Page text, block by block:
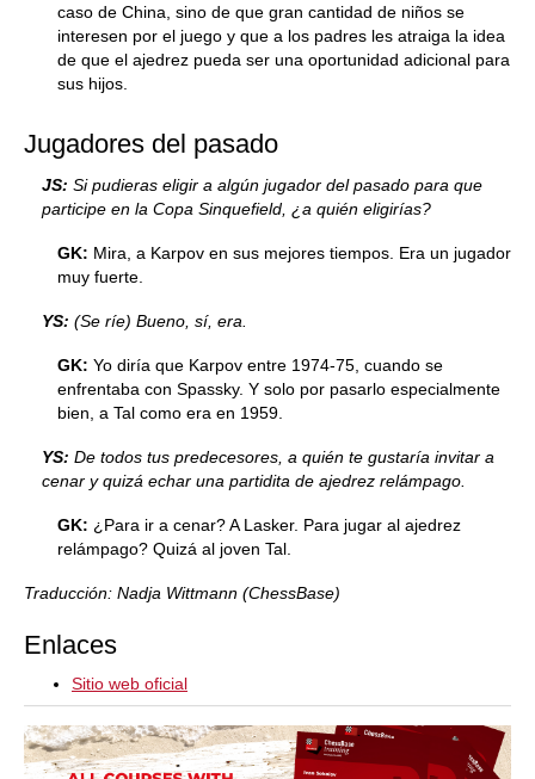
caso de China, sino de que gran cantidad de niños se
interesen por el juego y que a los padres les atraiga la idea
de que el ajedrez pueda ser una oportunidad adicional para
sus hijos.
Jugadores del pasado
JS: Si pudieras eligir a algún jugador del pasado para que
participe en la Copa Sinquefield, ¿a quién eligirías?
GK: Mira, a Karpov en sus mejores tiempos. Era un jugador
muy fuerte.
YS: (Se ríe) Bueno, sí, era.
GK: Yo diría que Karpov entre 1974-75, cuando se
enfrentaba con Spassky. Y solo por pasarlo especialmente
bien, a Tal como era en 1959.
YS: De todos tus predecesores, a quién te gustaría invitar a
cenar y quizá echar una partidita de ajedrez relámpago.
GK: ¿Para ir a cenar? A Lasker. Para jugar al ajedrez
relámpago? Quizá al joven Tal.
Traducción: Nadja Wittmann (ChessBase)
Enlaces
Sitio web oficial